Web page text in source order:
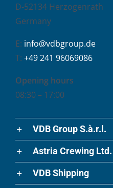
D-52134 Herzogenrath
Germany
E: info@vdbgroup.de
T: +49 241 96069086
Opening hours
08:30 – 17:00
VDB Group S.à.r.l.
Astria Crewing Ltd.
VDB Shipping